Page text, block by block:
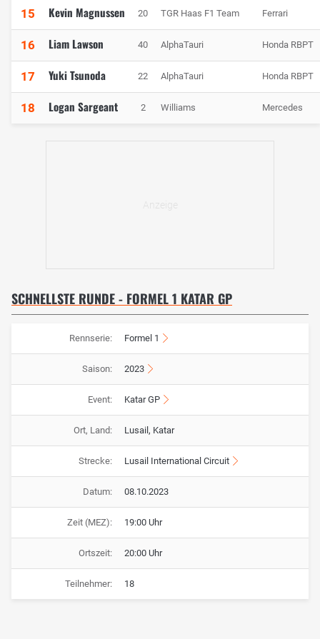
15 Kevin Magnussen 20 TGR Haas F1 Team Ferrari
16 Liam Lawson 40 AlphaTauri Honda RBPT
17 Yuki Tsunoda 22 AlphaTauri Honda RBPT
18 Logan Sargeant 2 Williams Mercedes
SCHNELLSTE RUNDE - FORMEL 1 KATAR GP
Rennserie: Formel 1
Saison: 2023
Event: Katar GP
Ort, Land: Lusail, Katar
Strecke: Lusail International Circuit
Datum: 08.10.2023
Zeit (MEZ): 19:00 Uhr
Ortszeit: 20:00 Uhr
Teilnehmer: 18